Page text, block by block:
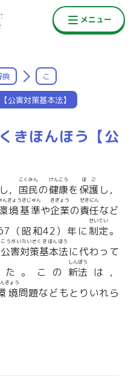
典 こ
公害対策基本法】
きほんほう【公
し， 国民
こくみん
の健康
けんこう
を 保護
ほご
し，
境基準
んきょうきじゅん
や企業
きぎょう
の責任
せきにん
など
（昭和42）年に 制定
せいてい
。
公害対策基本法
こうがいたいさくきほんほう
に代わって
た。この 新法
しんぽう
は，
境
きょう
問題などもとりいれら